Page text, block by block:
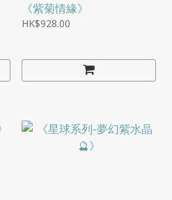
《紫菊情緣》
HK$928.00